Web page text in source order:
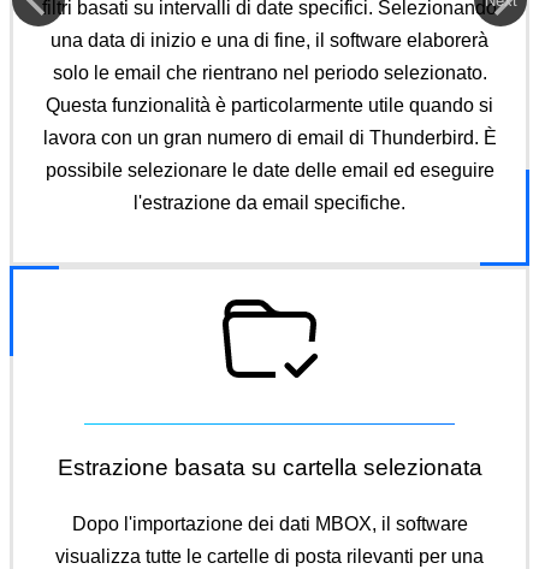
filtri basati su intervalli di date specifici. Selezionando
una data di inizio e una di fine, il software elaborerà
solo le email che rientrano nel periodo selezionato.
Questa funzionalità è particolarmente utile quando si
lavora con un gran numero di email di Thunderbird. È
possibile selezionare le date delle email ed eseguire
l'estrazione da email specifiche.
Estrazione basata su cartella selezionata
Dopo l'importazione dei dati MBOX, il software
visualizza tutte le cartelle di posta rilevanti per una